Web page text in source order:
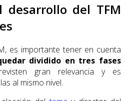
desarrollo del TFM
es importante tener en cuenta
dividido en tres fases
gran relevancia y es
al mismo nivel.